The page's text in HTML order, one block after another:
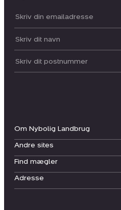
Om Nybolig Landbrug
Andre sites
Find mægler
Adresse
Din email:
Dit navn:
Postnummer